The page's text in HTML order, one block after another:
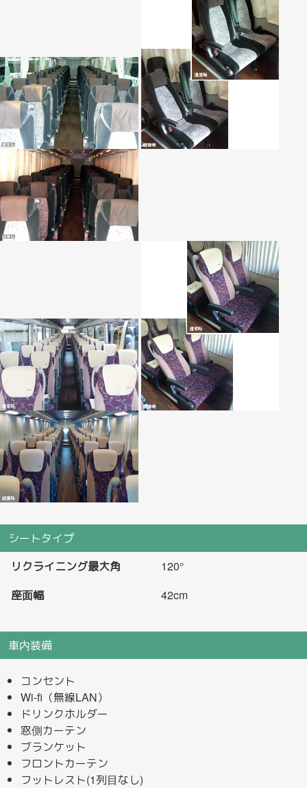
シートタイプ
リクライニング最大角
120°
座面幅
42cm
車内装備
コンセント
Wi-fi（無線LAN）
ドリンクホルダー
窓側カーテン
ブランケット
フロントカーテン
フットレスト(1列目なし)